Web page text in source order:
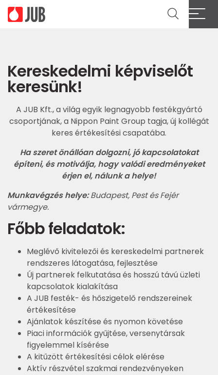
Kereskedelmi képviselőt
keresünk!
A JUB Kft., a világ egyik legnagyobb festékgyártó
csoportjának, a Nippon Paint Group tagja, új kollégát
keres értékesítési csapatába.
Ha szeret önállóan dolgozni, jó kapcsolatokat
építeni, és motiválja, hogy valódi eredményeket
érjen el, nálunk a helye!
Munkavégzés helye:Budapest, Pest és Fejér
vármegye.
Főbb feladatok:
Meglévő kivitelezői és kereskedelmi partnerek
rendszeres látogatása, fejlesztése
Új partnerek felkutatása és hosszú távú üzleti
kapcsolatok kialakítása
A JUB festék- és hőszigetelő rendszereinek
értékesítése
Ajánlatok készítése és nyomon követése
Piaci információk gyűjtése, versenytársak
figyelemmel kísérése
A kitűzött értékesítési célok elérése
Aktív részvétel szakmai rendezvényeken